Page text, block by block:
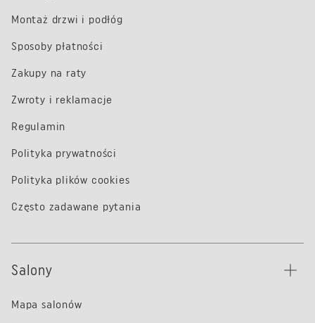
Montaż drzwi i podłóg
Sposoby płatności
Zakupy na raty
Zwroty i reklamacje
Regulamin
Polityka prywatności
Polityka plików cookies
Często zadawane pytania
Salony
Mapa salonów